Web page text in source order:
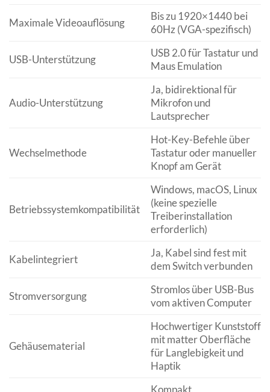
Maximale Videoauflösung
Bis zu 1920×1440 bei
60Hz (VGA-spezifisch)
USB-Unterstützung
USB 2.0 für Tastatur und
Maus Emulation
Audio-Unterstützung
Ja, bidirektional für
Mikrofon und
Lautsprecher
Wechselmethode
Hot-Key-Befehle über
Tastatur oder manueller
Knopf am Gerät
Betriebssystemkompatibilität
Windows, macOS, Linux
(keine spezielle
Treiberinstallation
erforderlich)
Kabelintegriert
Ja, Kabel sind fest mit
dem Switch verbunden
Stromversorgung
Stromlos über USB-Bus
vom aktiven Computer
Gehäusematerial
Hochwertiger Kunststoff
mit matter Oberfläche
für Langlebigkeit und
Haptik
Kompakt,